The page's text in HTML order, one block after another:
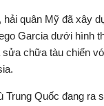
hải quân Mỹ đã xây
Garcia dưới hình
sửa chữa tàu chiến
Trung Quốc đang ra